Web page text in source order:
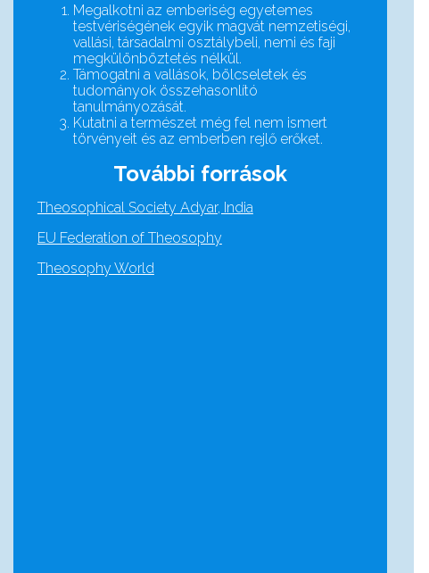
Megalkotni az emberiség egyetemes
testvériségének egyik magvát nemzetiségi,
vallási, társadalmi osztálybeli, nemi és faji
megkülönböztetés nélkül.
Támogatni a vallások, bölcseletek és
tudományok összehasonlító
tanulmányozását.
Kutatni a természet még fel nem ismert
törvényeit és az emberben rejlő erőket.
További források
Theosophical Society Adyar, India
EU Federation of Theosophy
Theosophy World